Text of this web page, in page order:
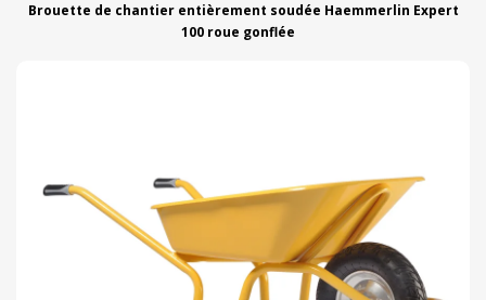
Brouette de chantier entièrement soudée Haemmerlin Expert
100 roue gonflée